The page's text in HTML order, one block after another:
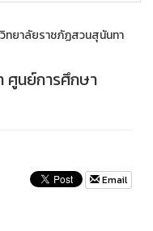
ทยาลัยราชภัฏสวนสุนันทา
ศูนย์การศึกษา
Email